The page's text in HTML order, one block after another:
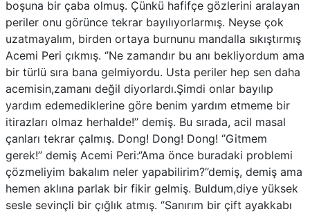
boşuna bir çaba olmuş. Çünkü hafifçe gözlerini aralayan
periler onu görünce tekrar bayılıyorlarmış. Neyse çok
uzatmayalım, birden ortaya burnunu mandalla sıkıştırmış
Acemi Peri çıkmış. ‘’Ne zamandır bu anı bekliyordum ama
bir türlü sıra bana gelmiyordu. Usta periler hep sen daha
acemisin,zamanı değil diyorlardı.Şimdi onlar bayılıp
yardım edemediklerine göre benim yardım etmeme bir
itirazları olmaz herhalde!’’ demiş. Bu sırada, acil masal
çanları tekrar çalmış. Dong! Dong! Dong! ‘’Gitmem
gerek!’’ demiş Acemi Peri:‘’Ama önce buradaki problemi
çözmeliyim bakalım neler yapabilirim?’’demiş, demiş ama
hemen aklına parlak bir fikir gelmiş. Buldum,diye yüksek
sesle sevinçli bir çığlık atmış. ‘’Sanırım bir çift ayakkabı